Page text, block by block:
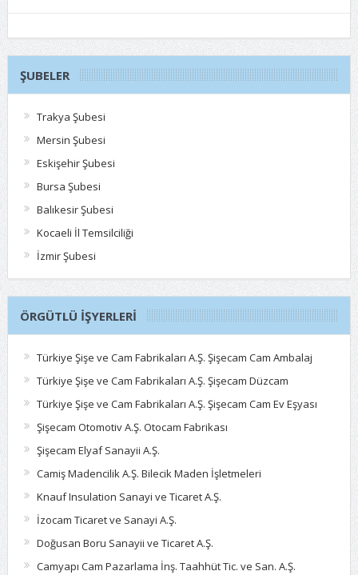
ŞUBELER
Trakya Şubesi
Mersin Şubesi
Eskişehir Şubesi
Bursa Şubesi
Balıkesir Şubesi
Kocaeli İl Temsilciliği
İzmir Şubesi
ÖRGÜTLÜ İŞYERLERI
Türkiye Şişe ve Cam Fabrikaları A.Ş. Şişecam Cam Ambalaj
Türkiye Şişe ve Cam Fabrikaları A.Ş. Şişecam Düzcam
Türkiye Şişe ve Cam Fabrikaları A.Ş. Şişecam Cam Ev Eşyası
Şişecam Otomotiv A.Ş. Otocam Fabrikası
Şişecam Elyaf Sanayii A.Ş.
Camiş Madencilik A.Ş. Bilecik Maden İşletmeleri
Knauf Insulation Sanayi ve Ticaret A.Ş.
İzocam Ticaret ve Sanayi A.Ş.
Doğusan Boru Sanayii ve Ticaret A.Ş.
Camyapı Cam Pazarlama İnş. Taahhüt Tic. ve San. A.Ş.